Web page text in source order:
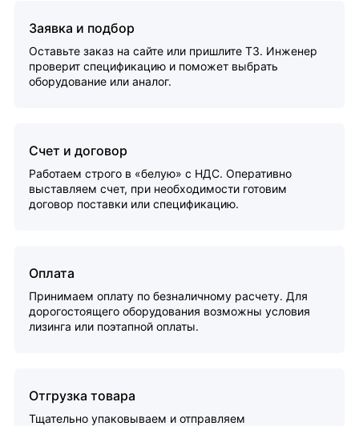
Заявка и подбор
Оставьте заказ на сайте или пришлите ТЗ. Инженер
проверит спецификацию и поможет выбрать
оборудование или аналог.
Счет и договор
Работаем строго в «белую» с НДС. Оперативно
выставляем счет, при необходимости готовим
договор поставки или спецификацию.
Оплата
Принимаем оплату по безналичному расчету. Для
дорогостоящего оборудования возможны условия
лизинга или поэтапной оплаты.
Отгрузка товара
Тщательно упаковываем и отправляем